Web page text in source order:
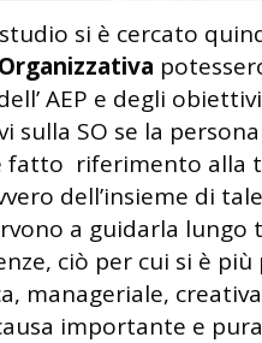
si è cercato
AEP e degli
sulla SO se la
fatto riferimento alla
dell’insieme di
a guidarla
ciò per cui si è
manageriale,
importante e